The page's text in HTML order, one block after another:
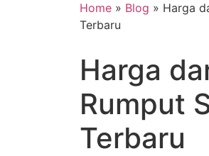
Home » Blog » Harga
Terbaru
Harga
Rumput
Terbaru